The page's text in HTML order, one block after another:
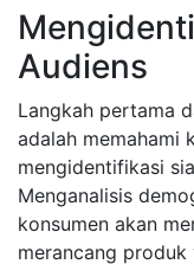
Audiens
Langkah pertama
adalah memahami
mengidentifikasi
Menganalisis
konsumen akan
merancang produk